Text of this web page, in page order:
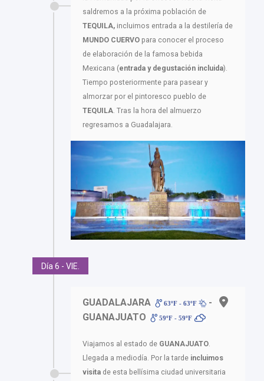
saldremos a la próxima población de
TEQUILA, incluimos entrada a la destilería de
MUNDO CUERVO para conocer el proceso
de elaboración de la famosa bebida
Mexicana (entrada y degustación incluida).
Tiempo posteriormente para pasear y
almorzar por el pintoresco pueblo de
TEQUILA . Tras la hora del almuerzo
regresamos a Guadalajara.
Día 6 - VIE.
GUADALAJARA 63ºF - 63ºF
-
GUANAJUATO
59ºF - 59ºF
Viajamos al estado de GUANAJUATO.
Llegada a mediodía. Por la tarde incluimos
visita de esta bellísima ciudad universitaria